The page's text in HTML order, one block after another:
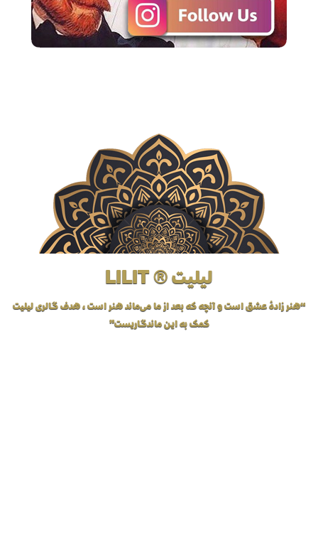
لیلیت ® LILIT
“هنر زادهٔ عشق است و آنچه که بعد از ما می‌ماند هنر است، هدف گالری لیلیت
کمک به این ماندگاریست”